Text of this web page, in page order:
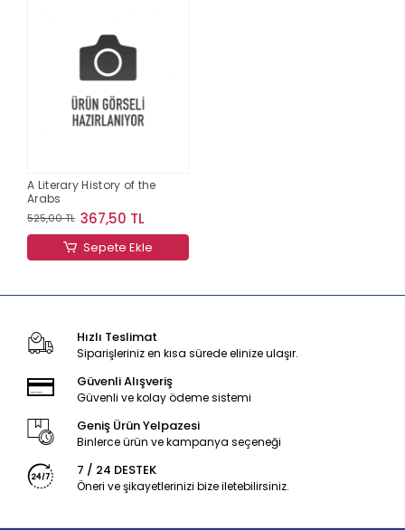
A Literary History of the
Arabs
525,00 TL 367,50 TL
Sepete Ekle
Hızlı Teslimat
Siparişleriniz en kısa sürede elinize ulaşır.
Güvenli Alışveriş
Güvenli ve kolay ödeme sistemi
Geniş Ürün Yelpazesi
Binlerce ürün ve kampanya seçeneği
7 / 24 DESTEK
Öneri ve şikayetlerinizi bize iletebilirsiniz.